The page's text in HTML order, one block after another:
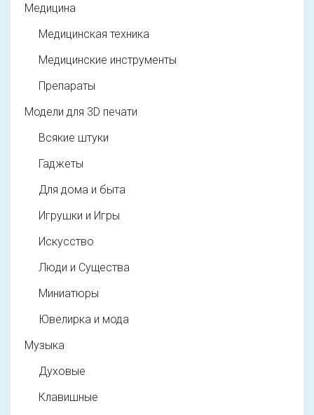
Медицина
Медицинская техника
Медицинские инструменты
Препараты
Модели для 3D печати
Всякие штуки
Гаджеты
Для дома и быта
Игрушки и Игры
Искусство
Люди и Существа
Миниатюры
Ювелирка и мода
Музыка
Духовые
Клавишные